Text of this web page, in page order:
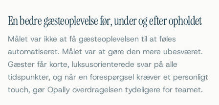
En bedre gæsteoplevelse før, under og efter opholdet
Målet var ikke at få gæsteoplevelsen til at føles
automatiseret. Målet var at gøre den mere ubesværet.
Gæster får korte, luksusorienterede svar på alle
tidspunkter, og når en forespørgsel kræver et personligt
touch, gør Opally overdragelsen tydeligere for teamet.